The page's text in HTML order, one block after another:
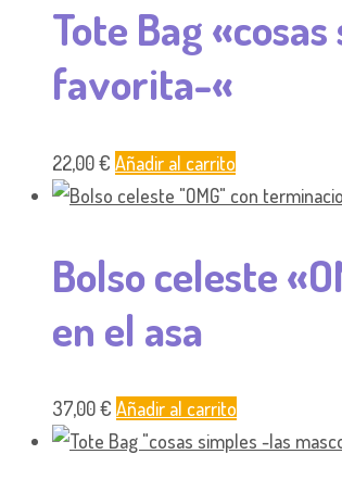
Tote Bag
favorita-«
22,00€ Añadir al carrito
Bolso celeste
en el asa
37,00€ Añadir al carrito